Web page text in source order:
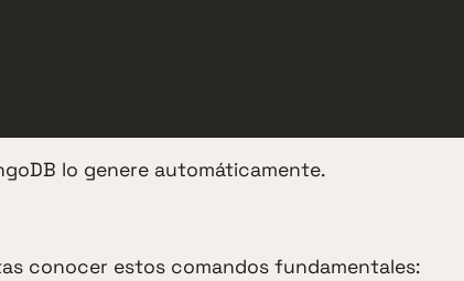
lo genere automáticamente.
conocer estos comandos fundamentales: